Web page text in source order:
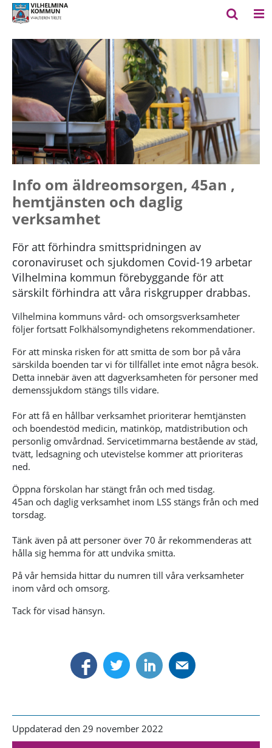
Info om äldreomsorgen, 45an ,
hemtjänsten och daglig
verksamhet
För att förhindra smittspridningen av
coronaviruset och sjukdomen Covid-19 arbetar
Vilhelmina kommun förebyggande för att
särskilt förhindra att våra riskgrupper drabbas.
Vilhelmina kommuns vård- och omsorgsverksamheter
följer fortsatt Folkhälsomyndighetens rekommendationer.
För att minska risken för att smitta de som bor på våra
särskilda boenden tar vi för tillfället inte emot några besök.
Detta innebär även att dagverksamheten för personer med
demenssjukdom stängs tills vidare.
För att få en hållbar verksamhet prioriterar hemtjänsten
och boendestöd medicin, matinköp, matdistribution och
personlig omvårdnad. Servicetimmarna bestående av städ,
tvätt, ledsagning och utevistelse kommer att prioriteras
ned.
Öppna förskolan har stängt från och med tisdag.
45an och daglig verksamhet inom LSS stängs från och med
torsdag.
Tänk även på att personer över 70 år rekommenderas att
hålla sig hemma för att undvika smitta.
På vår hemsida hittar du numren till våra verksamheter
inom vård och omsorg.
Tack för visad hänsyn.
Uppdaterad den 29 november 2022